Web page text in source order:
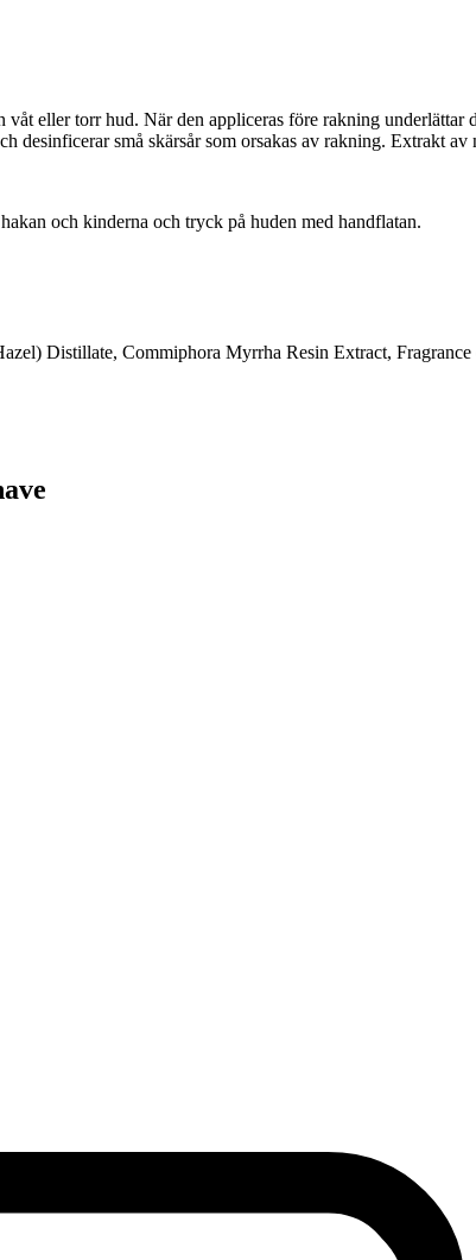
eller torr hud. När den appliceras före rakning
små skärsår som orsakas av rakning. Extrakt av
och kinderna och tryck på huden med handflatan.
Distillate, Commiphora Myrrha Resin Extract,